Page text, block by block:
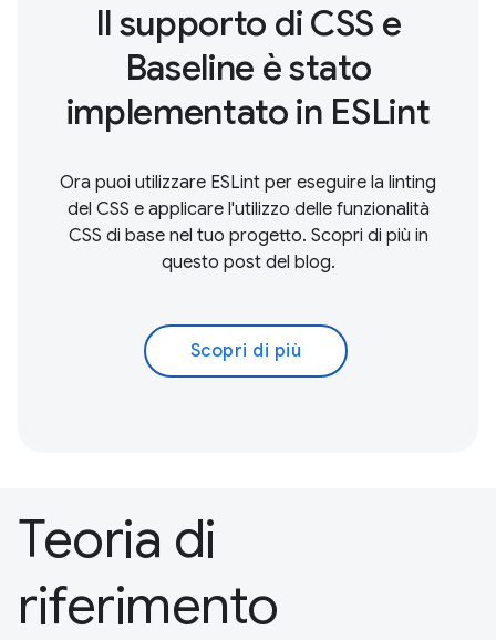
Il supporto di CSS e
Baseline è stato
implementato in ESLint
Ora puoi utilizzare ESLint per eseguire la linting
del CSS e applicare l'utilizzo delle funzionalità
CSS di base nel tuo progetto. Scopri di più in
questo post del blog.
Scopri di più
Teoria di
riferimento